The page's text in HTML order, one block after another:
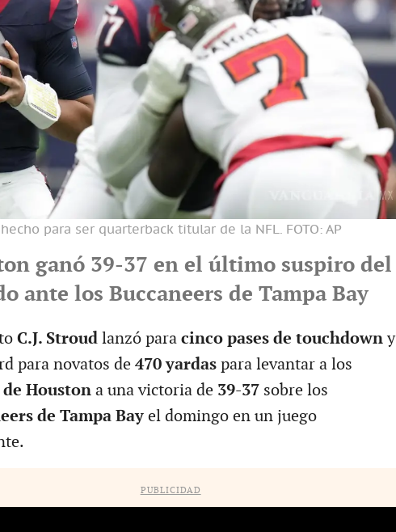
para ser quarterback titular de la NFL. FOTO: AP
ganó 39-37 en el último suspiro del
ante los Buccaneers de Tampa Bay
C.J. Stroudlanzó para cinco pases de touchdowny
para novatos de 470 yardaspara levantar a los
de Houston a una victoria de 39-37sobre los
de Tampa Bayel domingo en un juego
PUBLICIDAD